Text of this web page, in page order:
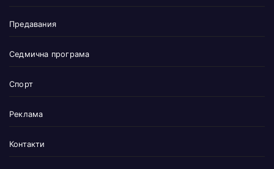
Предавания
Седмична програма
Спорт
Реклама
Контакти